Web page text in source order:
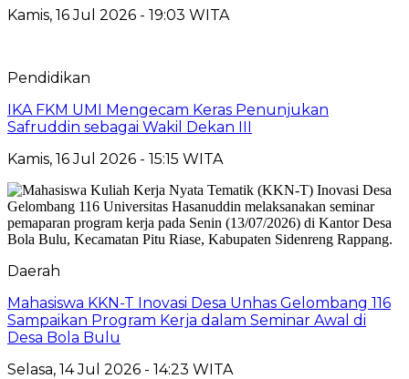
Kamis, 16 Jul 2026 - 19:03 WITA
Pendidikan
IKA FKM UMI Mengecam Keras Penunjukan
Safruddin sebagai Wakil Dekan III
Kamis, 16 Jul 2026 - 15:15 WITA
Daerah
Mahasiswa KKN-T Inovasi Desa Unhas Gelombang 116
Sampaikan Program Kerja dalam Seminar Awal di
Desa Bola Bulu
Selasa, 14 Jul 2026 - 14:23 WITA